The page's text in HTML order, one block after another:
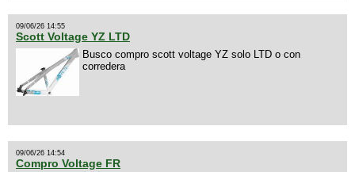
09/06/26 14:55
Scott Voltage YZ LTD
Busco compro scott voltage YZ solo LTD o con
corredera
09/06/26 14:54
Compro Voltage FR